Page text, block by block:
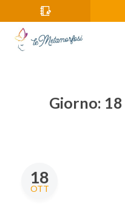
Giorno:
18
OTT